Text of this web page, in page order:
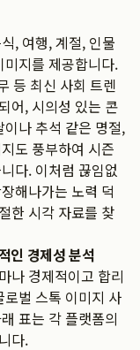
, 여행, 계절, 인물
지를 제공합니다.
등 최신 사회 트렌
어, 시의성 있는 콘
나 추석 같은 명절,
도 풍부하여 시즌
다. 이처럼 끊임없
해나가는 노력 덕
한 시각 자료를 찾
인 경제성 분석
나 경제적이고 합리
벌 스톡 이미지 사
표는 각 플랫폼의
다.